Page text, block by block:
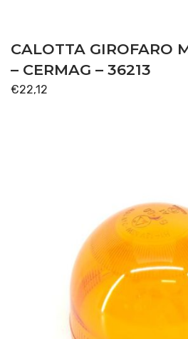
CALOTTA GIROFARO
– CERMAG – 36213
€22,12